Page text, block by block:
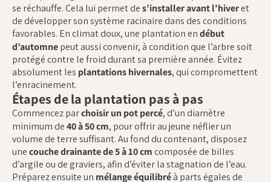
se réchauffe. Cela lui permet des’installer avant l’hiveret
de développer son système racinaire dans des conditions
favorables. En climat doux, une plantation endébut
d’automnepeut aussi convenir, à condition que l’arbre soit
protégé contre le froid durant sa première année. Évitez
absolument les plantations hivernales, qui compromettent
l’enracinement.
Étapes de la plantation pas à pas
Commencez parchoisir un pot percé, d’un diamètre
minimum de40 à 50 cm, pour offrir au jeune néflier un
volume de terre suffisant. Au fond du contenant, disposez
unecouche drainante de 5 à 10 cmcomposée de billes
d’argile ou de graviers, afin d’éviter la stagnation de l’eau.
Préparez ensuite un mélange équilibréà parts égales de